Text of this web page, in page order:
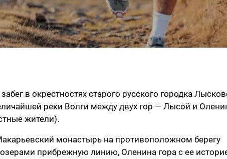
в окрестностях старого русского городка
реки Волги между двух гор — Лысой и
жители).
монастырь на противоположном берегу
прибрежную линию, Оленина гора с ее